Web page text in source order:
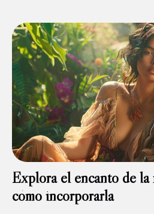
Explora el encanto de la
cómo incorporarla